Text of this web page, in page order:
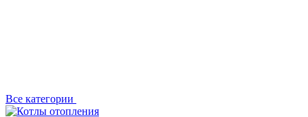
Все категории